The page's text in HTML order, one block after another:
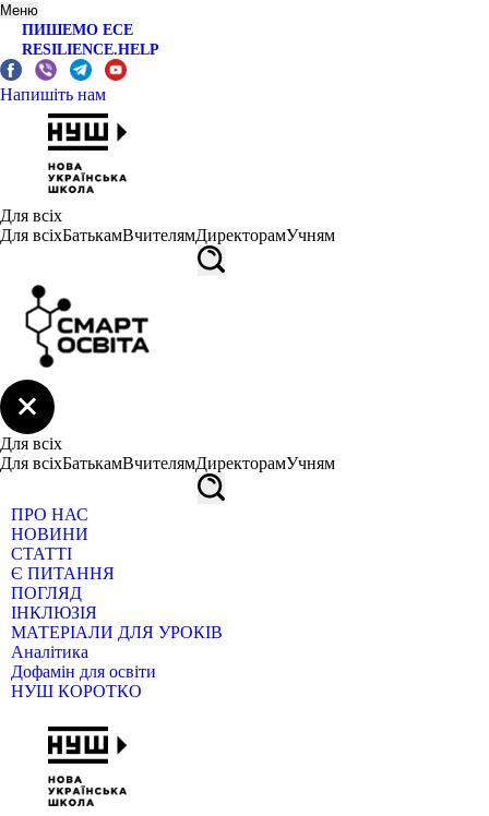
Меню
ПИШЕМО ЕСЕ
RESILIENCE.HELP
Напишіть нам
Для всіх
Для всіхБатькамВчителямДиректорамУчням
Для всіх
Для всіхБатькамВчителямДиректорамУчням
ПРО НАС
НОВИНИ
СТАТТІ
Є ПИТАННЯ
ПОГЛЯД
ІНКЛЮЗІЯ
МАТЕРІАЛИ ДЛЯ УРОКІВ
Аналітика
Дофамін для освіти
НУШ КОРОТКО